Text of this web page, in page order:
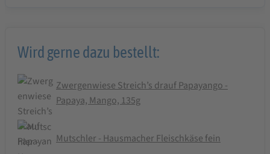
Wird gerne dazu bestellt:
Zwergenwiese Streich’s drauf Papayango -
Papaya, Mango, 135g
Mutschler - Hausmacher Fleischkäse fein